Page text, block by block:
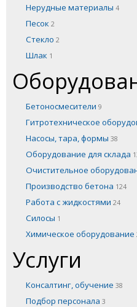
Нерудные материалы 4
Песок 2
Стекло 2
Шлак 1
Бетоносмесители 9
Гитротехническое
Насосы, тара, формы 38
Оборудование для склада
Очистительное
Производство бетона 124
Работа с жидкостями 24
Силосы 1
Химическое оборудование
Услуги
Консалтинг, обучение 38
Подбор персонала 3